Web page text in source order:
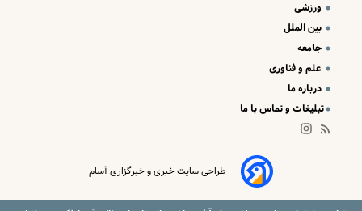
ورزشی
بین الملل
جامعه
علم و فناوری
درباره ما
تبلیغات و تماس با ما
طراحی سایت خبری و خبرگزاری آسام